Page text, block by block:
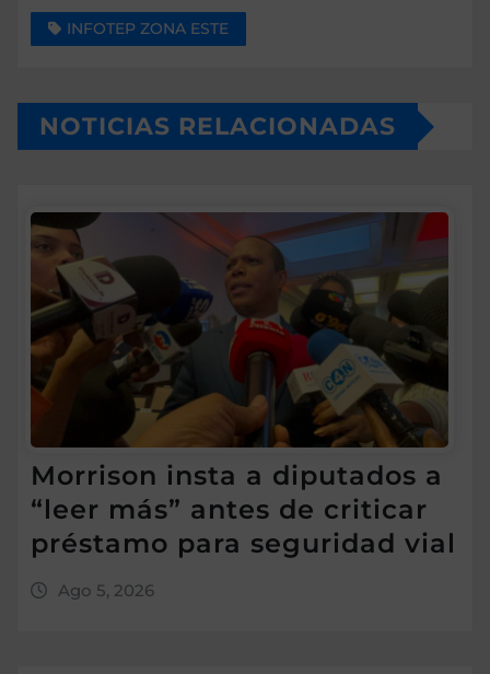
INFOTEP ZONA ESTE
NOTICIAS RELACIONADAS
Morrison insta a diputados a
“leer más” antes de criticar
préstamo para seguridad vial
Ago 5, 2026